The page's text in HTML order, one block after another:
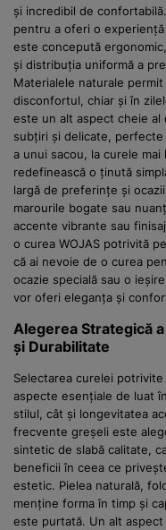
și incredibil de
pentru a oferi o
este concepută
și distribuția uniformă a
Materialele naturale
disconfortul, chiar și în
este un alt aspect cheie al
subțiri și delicate,
a unui sacou, la curele
redefinească o ținută
largă de preferințe și
marourile bogate sau
accente vibrante sau
o curea WOJAS potrivită
că ai nevoie de o curea
ocazie specială sau o
vor oferi eleganța și
Alegerea Strategică
și Durabilitate
Selectarea curelei potrivite
aspecte esențiale de luat
stilul, cât și longevitatea
frecvente greșeli este
sintetic de slabă calitate,
beneficii în ceea ce
estetic. Pielea naturală,
menține forma în timp și
este purtată. Un alt